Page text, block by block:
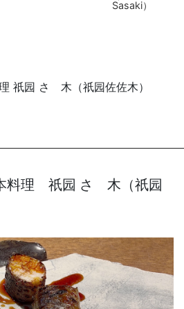
Sasaki）
祇园 さゝ木（祇园佐佐木）
料理 祇园 さゝ木（祇园